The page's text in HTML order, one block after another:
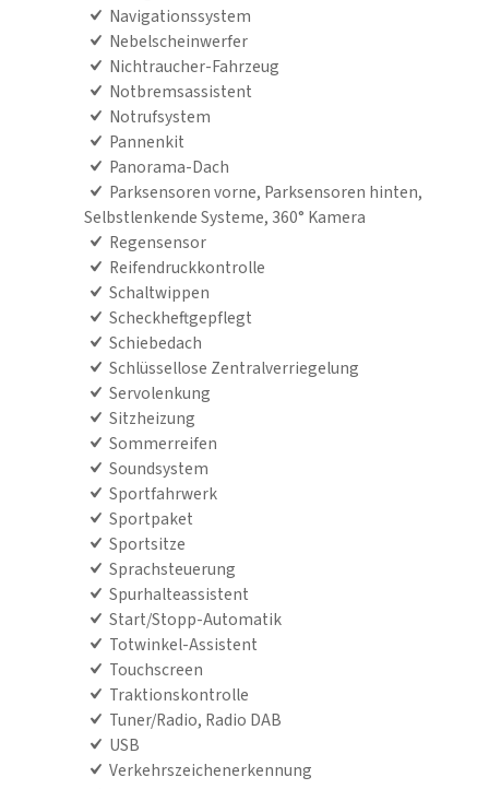
Navigationssystem
Nebelscheinwerfer
Nichtraucher-Fahrzeug
Notbremsassistent
Notrufsystem
Pannenkit
Panorama-Dach
Parksensoren vorne, Parksensoren hinten,
Selbstlenkende Systeme, 360° Kamera
Regensensor
Reifendruckkontrolle
Schaltwippen
Scheckheftgepflegt
Schiebedach
Schlüssellose Zentralverriegelung
Servolenkung
Sitzheizung
Sommerreifen
Soundsystem
Sportfahrwerk
Sportpaket
Sportsitze
Sprachsteuerung
Spurhalteassistent
Start/Stopp-Automatik
Totwinkel-Assistent
Touchscreen
Traktionskontrolle
Tuner/Radio, Radio DAB
USB
Verkehrszeichenerkennung